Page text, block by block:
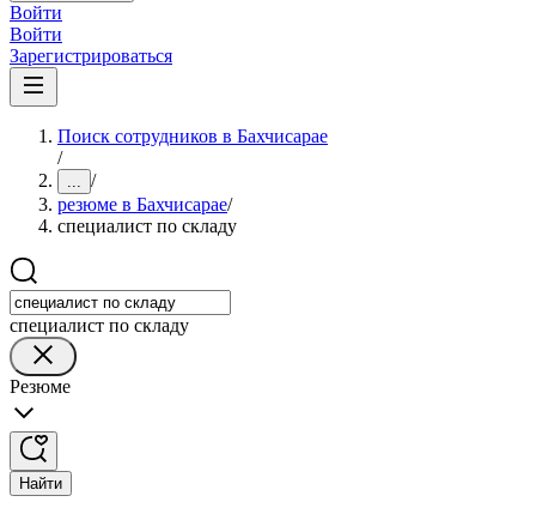
Войти
Войти
Зарегистрироваться
Поиск сотрудников в Бахчисарае
/
... /
резюме в Бахчисарае/
специалист по складу
специалист по складу
Резюме
Найти